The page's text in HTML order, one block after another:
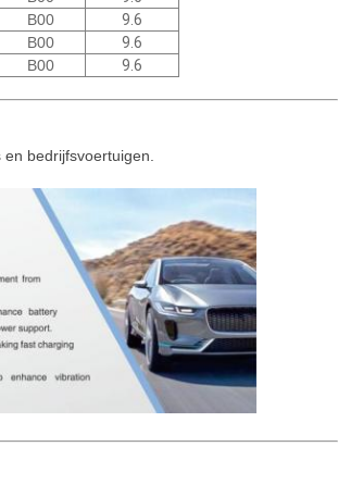
B00
9.6
B00
9.6
B00 9.6
bedrijfsvoertuigen.